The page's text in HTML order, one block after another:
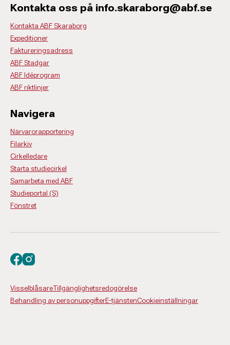
Kontakta oss på info.skaraborg@abf.se
Kontakta ABF Skaraborg
Expeditioner
Faktureringsadress
ABF Stadgar
ABF Idéprogram
ABF riktlinjer
Navigera
Närvarorapportering
Filarkiv
Cirkelledare
Starta studiecirkel
Samarbeta med ABF
Studieportal (S)
Fönstret
VisselblåsareTillgänglighetsredogörelse
Behandling av personuppgifterE-tjänstenCookieinställningar
Besök oss på facebook
Besök oss på instagram